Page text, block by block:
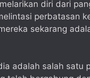
diri dari
perbatasan
sekarang
adalah salah satu